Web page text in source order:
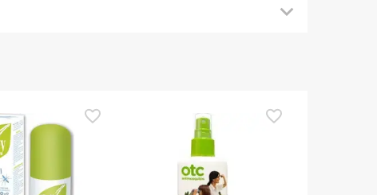
W razie jakichkolwiek pytań dotyczących
z naszymi warunkami